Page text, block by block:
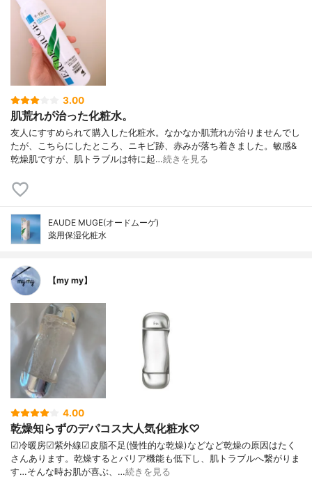
3.00
肌荒れが治った化粧水。
友人にすすめられて購入した化粧水。なかなか肌荒れが治りませんでし
たが、こちらにしたところ、ニキビ跡、赤みが落ち着きました。敏感&
乾燥肌ですが、肌トラブルは特に起…続きを見る
EAUDE MUGE(オードムーゲ)
薬用保湿化粧水
【my my】
4.00
乾燥知らずのデパコス大人気化粧水♡
☑︎冷暖房☑︎紫外線☑︎皮脂不足(慢性的な乾燥)などなど乾燥の原因はたく
さんあります。乾燥するとバリア機能も低下し、肌トラブルへ繋がりま
す…そんな時お肌が喜ぶ、…続きを見る